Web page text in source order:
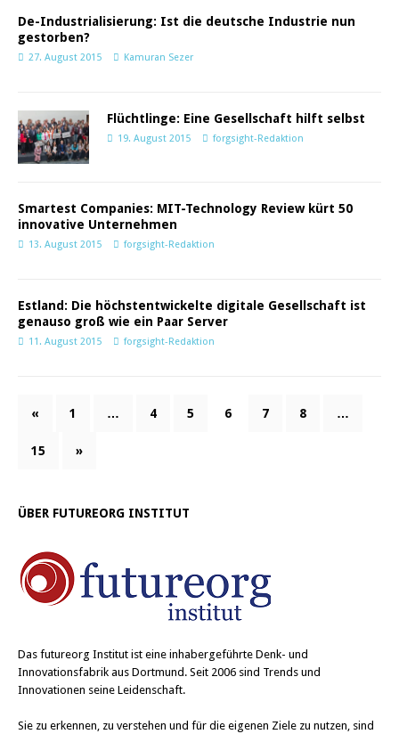
De-Industrialisierung: Ist die deutsche Industrie nun
gestorben?
27. August 2015 Kamuran Sezer
Flüchtlinge: Eine Gesellschaft hilft selbst
19. August 2015 forgsight-Redaktion
Smartest Companies: MIT-Technology Review kürt 50
innovative Unternehmen
13. August 2015 forgsight-Redaktion
Estland: Die höchstentwickelte digitale Gesellschaft ist
genauso groß wie ein Paar Server
11. August 2015 forgsight-Redaktion
« 1 … 4 5 6 7 8 …
15 »
ÜBER FUTUREORG INSTITUT
Das futureorg Institut ist eine inhabergeführte Denk- und
Innovationsfabrik aus Dortmund. Seit 2006 sind Trends und
Innovationen seine Leidenschaft.
Sie zu erkennen, zu verstehen und für die eigenen Ziele zu nutzen, sind